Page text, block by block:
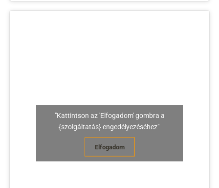
"Kattintson az 'Elfogadom' gombra a
{szolgáltatás} engedélyezéséhez"
Elfogadom